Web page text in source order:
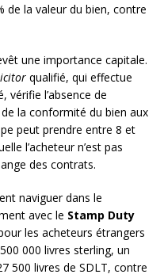
de la valeur du bien, contre
une importance capitale.
qualifié, qui effectue
vérifie l’absence de
la conformité du bien aux
peut prendre entre 8 et
l’acheteur n’est pas
des contrats.
naviguer dans le
avec le Stamp Duty
les acheteurs étrangers
000 livres sterling, un
500 livres de SDLT, contre